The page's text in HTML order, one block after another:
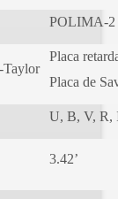
POLIMA-2
Taylor
Placa
Placa de
U, B, V, R,
3.42’